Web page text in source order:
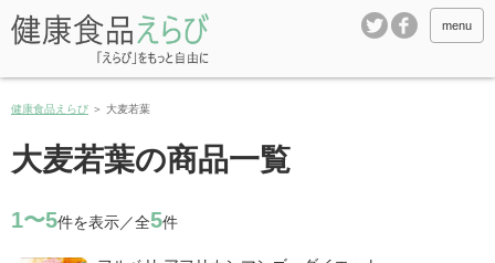
menu
健康食品えらび ＞ 大麦若葉
大麦若葉の商品一覧
1〜5件を表示／全5件